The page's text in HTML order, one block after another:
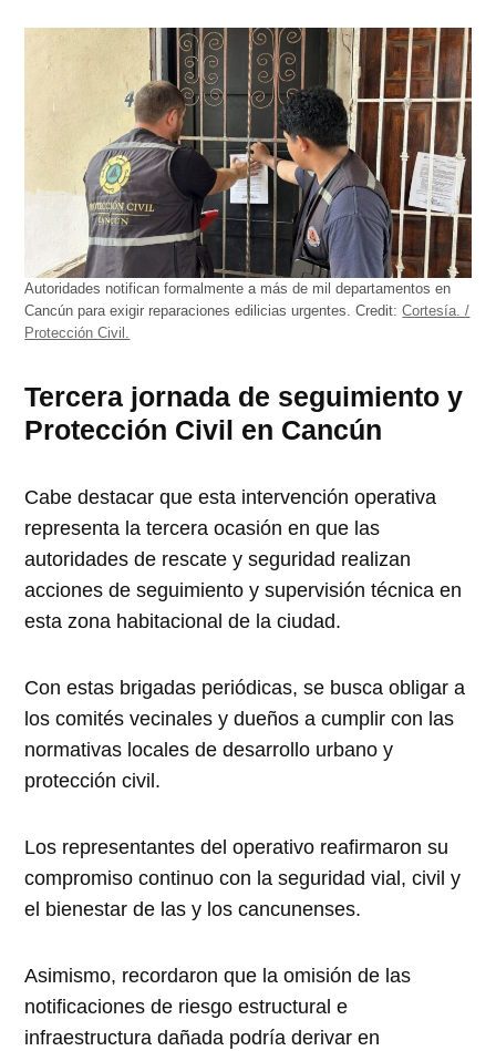
Autoridades notifican formalmente a más de mil departamentos en
Cancún para exigir reparaciones edilicias urgentes.Credit: Cortesía. /
Protección Civil.
Tercera jornada de seguimiento y
Protección Civil en Cancún
Cabe destacar que esta intervención operativa
representa la tercera ocasión en que las
autoridades de rescate y seguridad realizan
acciones de seguimiento y supervisión técnica en
esta zona habitacional de la ciudad.
Con estas brigadas periódicas, se busca obligar a
los comités vecinales y dueños a cumplir con las
normativas locales de desarrollo urbano y
protección civil.
Los representantes del operativo reafirmaron su
compromiso continuo con la seguridad vial, civil y
el bienestar de las y los cancunenses.
Asimismo, recordaron que la omisión de las
notificaciones de riesgo estructural e
infraestructura dañada podría derivar en